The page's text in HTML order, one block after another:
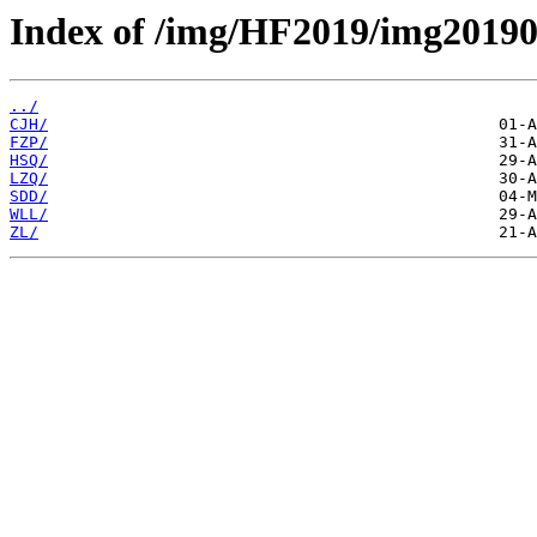
Index of /img/HF2019/
../
CJH/
FZP/
HSQ/
LZQ/
SDD/
WLL/
ZL/